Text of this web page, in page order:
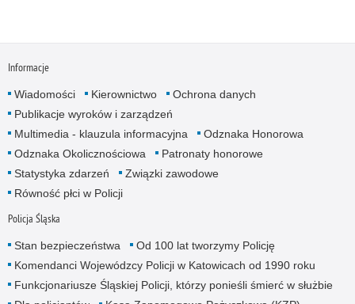
Informacje
Wiadomości Kierownictwo
Ochrona danych
Publikacje wyroków i zarządzeń
Multimedia - klauzula informacyjna
Odznaka Honorowa
Odznaka Okolicznościowa
Patronaty honorowe
Statystyka zdarzeń
Związki zawodowe
Równość płci w Policji
Policja Śląska
Stan bezpieczeństwa
Od 100 lat tworzymy Policję
Komendanci Wojewódzcy Policji w Katowicach od 1990 roku
Funkcjonariusze Śląskiej Policji, którzy ponieśli śmierć w służbie